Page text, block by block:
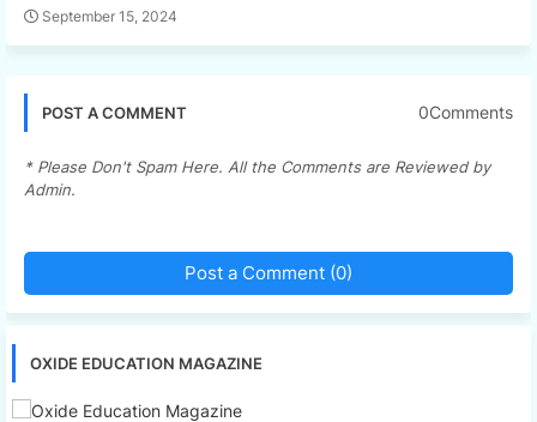
September 15, 2024
POST A COMMENT 0Comments
* Please Don't Spam Here. All the Comments are Reviewed by
Admin.
Post a Comment (0)
OXIDE EDUCATION MAGAZINE